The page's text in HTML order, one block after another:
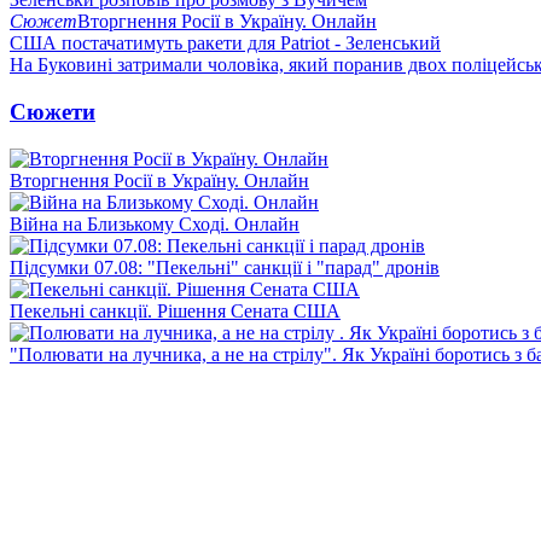
СюжетВторгнення Росії в Україну. Онлайн
США постачатимуть ракети для Patriot - Зеленський
На Буковині затримали чоловіка, який поранив двох
Сюжети
Вторгнення Росії в Україну. Онлайн
Війна на Близькому Сході. Онлайн
Підсумки 07.08: "Пекельні" санкції і "парад" дронів
Пекельні санкції. Рішення Сената США
"Полювати на лучника, а не на стрілу". Як Україні боротись з